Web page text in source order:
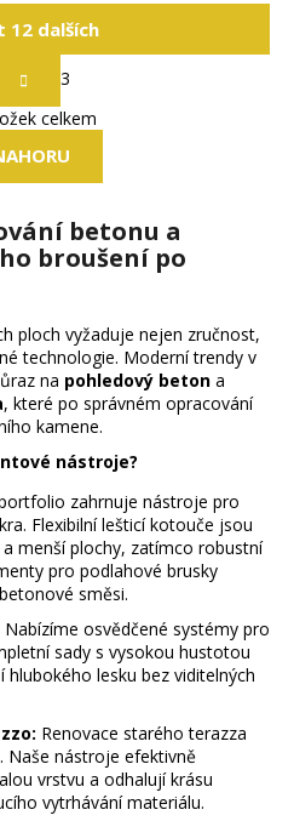
O
v
l
á
a
c
r
v
k
y
v
ý
p
i
s
u
12 dalších
t
r
á
n
k
v
á
n
3
celkem
betonu a
broušení po
ploch vyžaduje nejen zručnost,
technologie. Moderní trendy v
na pohledový beton a
, které po správném opracování
kamene.
nástroje?
zahrnuje nástroje pro
Flexibilní lešticí kotouče jsou
menší plochy, zatímco robustní
pro podlahové brusky
směsi.
Nabízíme osvědčené systémy pro
sady s vysokou hustotou
lesku bez viditelných
Renovace starého terazza
Naše nástroje efektivně
vrstvu a odhalují krásu
vytrhávání materiálu.